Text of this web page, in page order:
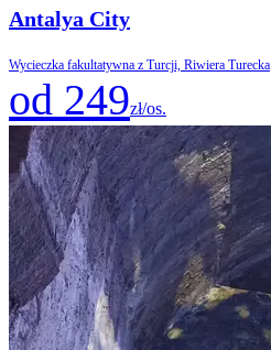
Antalya City
Wycieczka fakultatywna z Turcji, Riwiera Turecka
od 249zł/os.